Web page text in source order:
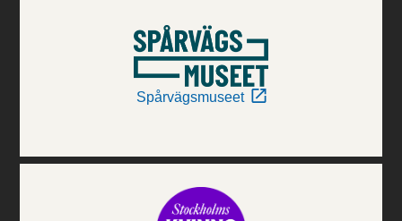
Spårvägsmuseet